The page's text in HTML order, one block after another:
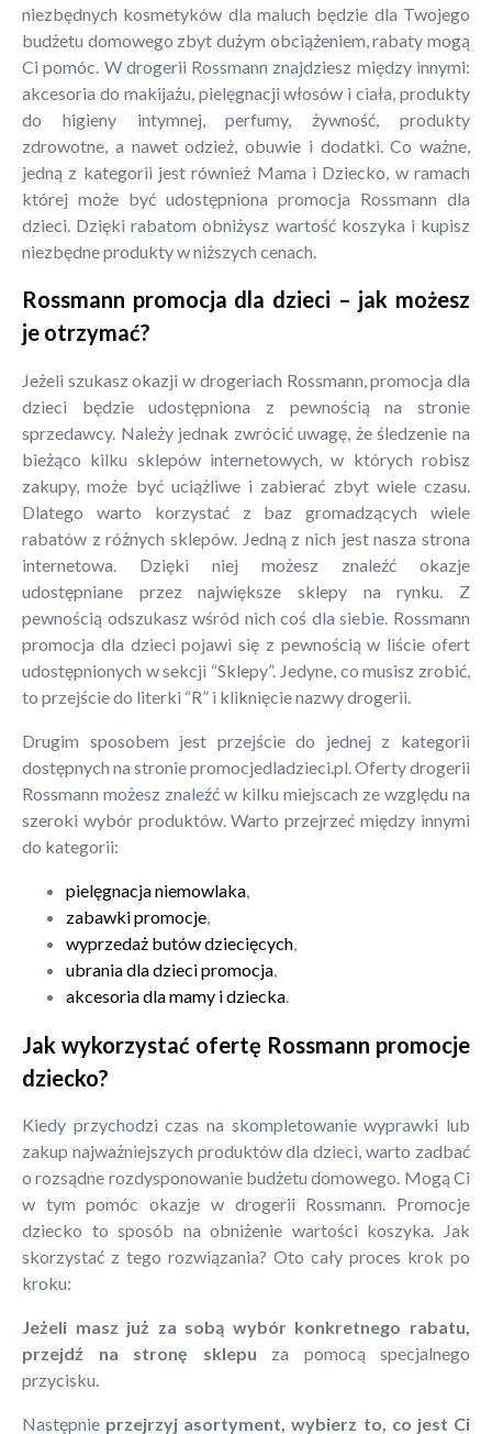
niezbędnych kosmetyków dla maluch będzie dla Twojego
budżetu domowego zbyt dużym obciążeniem, rabaty mogą
Ci pomóc. W drogerii Rossmann znajdziesz między innymi:
akcesoria do makijażu, pielęgnacji włosów i ciała, produkty
do higieny intymnej, perfumy, żywność, produkty
zdrowotne, a nawet odzież, obuwie i dodatki. Co ważne,
jedną z kategorii jest również Mama i Dziecko, w ramach
której może być udostępniona promocja Rossmann dla
dzieci. Dzięki rabatom obniżysz wartość koszyka i kupisz
niezbędne produkty w niższych cenach.
Rossmann promocja dla dzieci – jak możesz
je otrzymać?
Jeżeli szukasz okazji w drogeriach Rossmann, promocja dla
dzieci będzie udostępniona z pewnością na stronie
sprzedawcy. Należy jednak zwrócić uwagę, że śledzenie na
bieżąco kilku sklepów internetowych, w których robisz
zakupy, może być uciążliwe i zabierać zbyt wiele czasu.
Dlatego warto korzystać z baz gromadzących wiele
rabatów z różnych sklepów. Jedną z nich jest nasza strona
internetowa. Dzięki niej możesz znaleźć okazje
udostępniane przez największe sklepy na rynku. Z
pewnością odszukasz wśród nich coś dla siebie. Rossmann
promocja dla dzieci pojawi się z pewnością w liście ofert
udostępnionych w sekcji “Sklepy”. Jedyne, co musisz zrobić,
to przejście do literki “R” i kliknięcie nazwy drogerii.
Drugim sposobem jest przejście do jednej z kategorii
dostępnych na stronie promocjedladzieci.pl. Oferty drogerii
Rossmann możesz znaleźć w kilku miejscach ze względu na
szeroki wybór produktów. Warto przejrzeć między innymi
do kategorii:
pielęgnacja niemowlaka,
zabawki promocje,
wyprzedaż butów dziecięcych,
ubrania dla dzieci promocja,
akcesoria dla mamy i dziecka.
Jak wykorzystać ofertę Rossmann promocje
dziecko?
Kiedy przychodzi czas na skompletowanie wyprawki lub
zakup najważniejszych produktów dla dzieci, warto zadbać
o rozsądne rozdysponowanie budżetu domowego. Mogą Ci
w tym pomóc okazje w drogerii Rossmann. Promocje
dziecko to sposób na obniżenie wartości koszyka. Jak
skorzystać z tego rozwiązania? Oto cały proces krok po
kroku:
Jeżeli masz już za sobą wybór konkretnego rabatu,
przejdź na stronę sklepu za pomocą specjalnego
przycisku.
Następnie przejrzyj asortyment, wybierz to, co jest Ci